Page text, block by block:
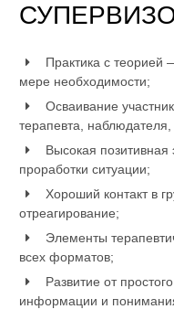
Практика с теорией
мере необходимости;
Осваивание
терапевта, наблюдателя,
Высокая позитивная
проработки ситуации;
Хороший контакт в
отреагирование;
Элементы
всех форматов;
Развитие от
информации и